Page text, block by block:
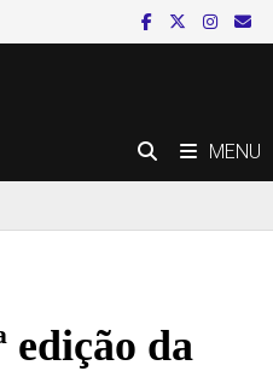
MENU
edição da